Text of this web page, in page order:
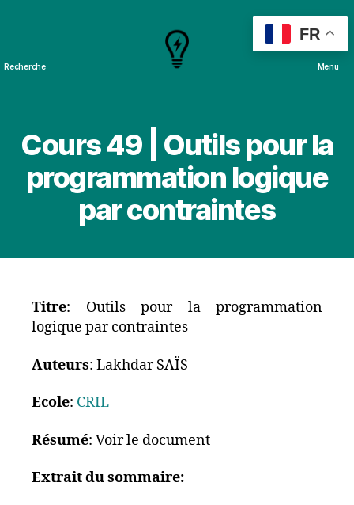
Recherche Menu
Cours 49 | Outils pour la
programmation logique
par contraintes
Titre: Outils pour la programmation
logique par contraintes
Auteurs: Lakhdar SAÏS
Ecole: CRIL
Résumé: Voir le document
Extrait du sommaire:
FR